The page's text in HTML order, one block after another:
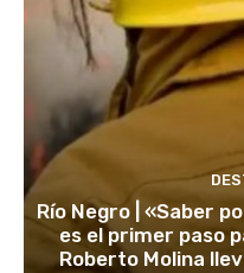
Río Negro | «Saber
es el primer paso
Roberto Molina